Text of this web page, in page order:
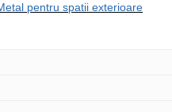
pentru spatii exterioare